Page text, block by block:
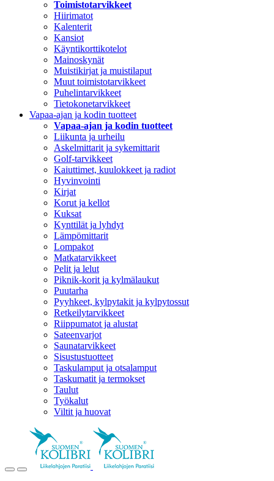
Toimistotarvikkeet
Hiirimatot
Kalenterit
Kansiot
Käyntikorttikotelot
Mainoskynät
Muistikirjat ja muistilaput
Muut toimistotarvikkeet
Puhelintarvikkeet
Tietokonetarvikkeet
Vapaa-ajan ja kodin tuotteet
Vapaa-ajan ja kodin tuotteet
Liikunta ja urheilu
Askelmittarit ja sykemittarit
Golf-tarvikkeet
Kaiuttimet, kuulokkeet ja radiot
Hyvinvointi
Kirjat
Korut ja kellot
Kuksat
Kynttilät ja lyhdyt
Lämpömittarit
Lompakot
Matkatarvikkeet
Pelit ja lelut
Piknik-korit ja kylmälaukut
Puutarha
Pyyhkeet, kylpytakit ja kylpytossut
Retkeilytarvikkeet
Riippumatot ja alustat
Sateenvarjot
Saunatarvikkeet
Sisustustuotteet
Taskulamput ja otsalamput
Taskumatit ja termokset
Taulut
Työkalut
Viltit ja huovat